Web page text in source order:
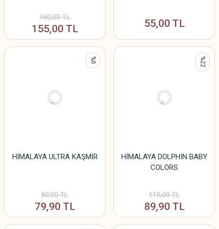
160,00 TL
155,00 TL 55,00 TL
%0
HİMALAYA ULTRA KAŞMİR
80,00 TL
79,90 TL
%22
HİMALAYA DOLPHIN BABY
COLORS
115,00 TL
89,90 TL